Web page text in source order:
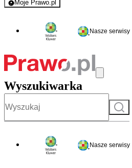
Moje Prawo.pl
- rejestracja i logowanie do serwisu
Nasze serwisy
Wyszukiwarka
Szukaj
Nasze serwisy